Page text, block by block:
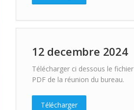
12 decembre 2024
Télécharger ci dessous le fichier
PDF de la réunion du bureau.
Télécharger